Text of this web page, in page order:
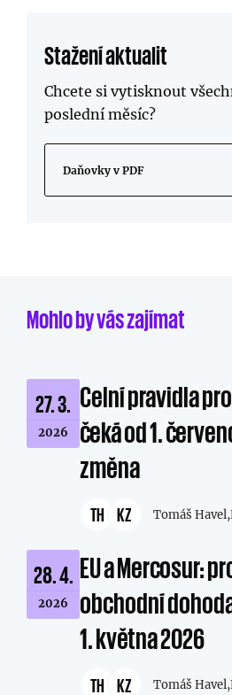
Stažení aktualit
Chcete si vytisknout
poslední měsíc?
Daňovky v PDF
Mohlo by vás zajímat
27. 3.
2026
Celní pravidla
čeká od 1.
změna
TH KZ Tomáš Havel,
28. 4.
2026
EU a Mercosur:
obchodní
1. května 2026
TH KZ Tomáš Havel,